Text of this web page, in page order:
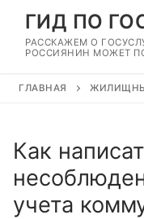
Перейти
содержимому
ГИД ПО
РАССКАЖЕМ О
РОССИЯНИН МОЖЕТ
ГЛАВНАЯ
Как
учета